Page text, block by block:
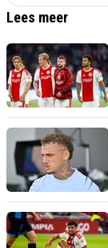
Lees meer